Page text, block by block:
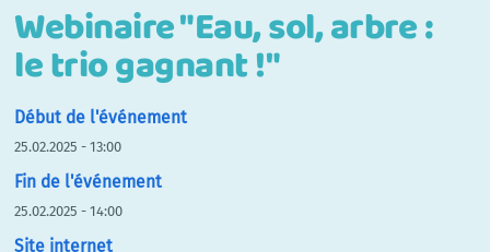
Webinaire "Eau, sol, arbre :
le trio gagnant !"
Début de l'événement
25.02.2025 - 13:00
Fin de l'événement
25.02.2025 - 14:00
Site internet